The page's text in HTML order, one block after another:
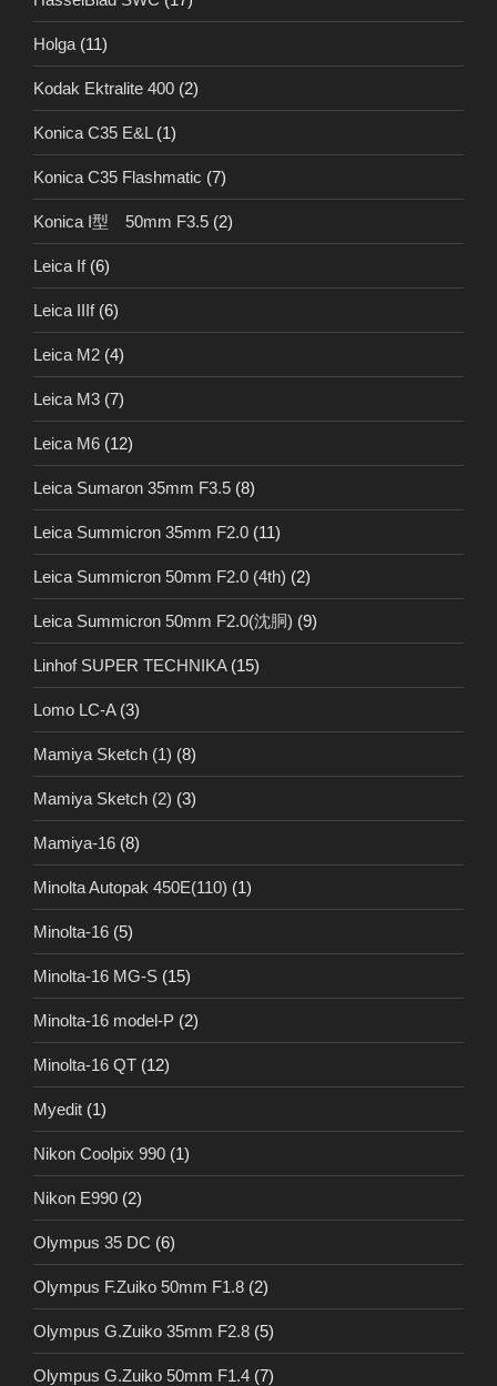
Holga (11)
Kodak Ektralite 400 (2)
Konica C35 E&L (1)
Konica C35 Flashmatic (7)
Konica I型 50mm F3.5 (2)
Leica If(6)
Leica IIIf(6)
Leica M2 (4)
Leica M3 (7)
Leica M6 (12)
Leica Sumaron 35mm F3.5 (8)
Leica Summicron 35mm F2.0 (11)
Leica Summicron 50mm F2.0 (4th) (2)
Leica Summicron 50mm F2.0(沈胴) (9)
Linhof SUPER TECHNIKA(15)
Lomo LC-A(3)
Mamiya Sketch (1) (8)
Mamiya Sketch (2) (3)
Mamiya-16 (8)
Minolta Autopak 450E(110) (1)
Minolta-16 (5)
Minolta-16 MG-S (15)
Minolta-16 model-P (2)
Minolta-16 QT (12)
Myedit (1)
Nikon Coolpix 990 (1)
Nikon E990 (2)
Olympus 35 DC (6)
Olympus F.Zuiko 50mm F1.8 (2)
Olympus G.Zuiko 35mm F2.8 (5)
Olympus G.Zuiko 50mm F1.4 (7)